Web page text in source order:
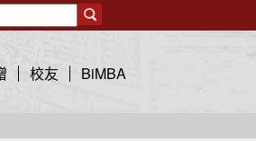
校友 BiMBA